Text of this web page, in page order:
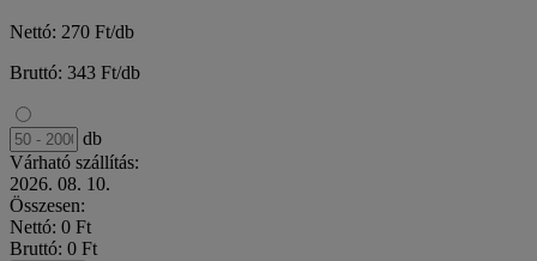
Nettó: 270 Ft/db
Bruttó: 343 Ft/db
db
Várható szállítás:
2026. 08. 10.
Összesen:
Nettó: 0 Ft
Bruttó: 0 Ft